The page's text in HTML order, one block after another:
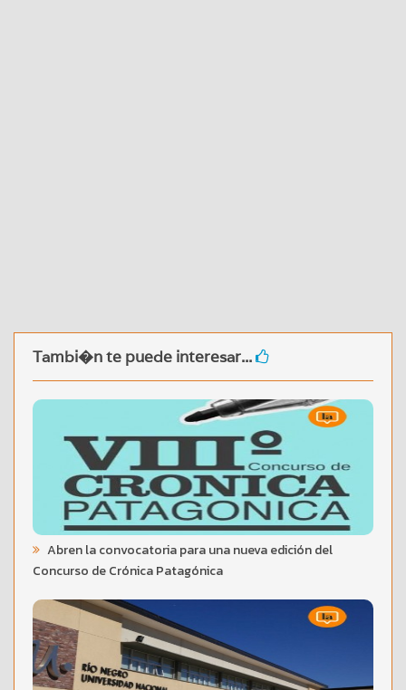
Tambi�n te puede interesar...
Abren la convocatoria para una nueva edición del
Concurso de Crónica Patagónica